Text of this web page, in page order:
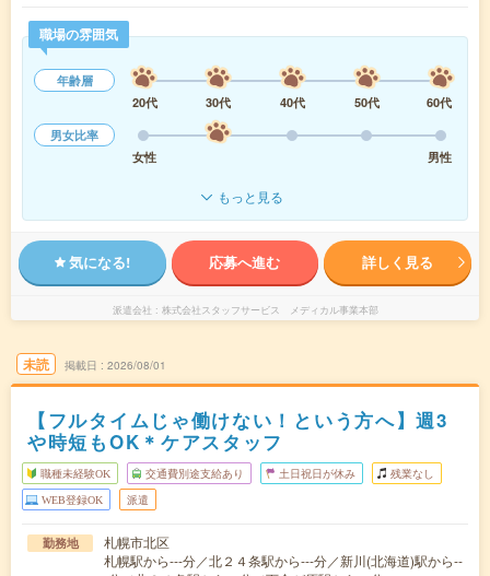
職場の雰囲気
年齢層
20代
30代 40代 50代
60代
男女比率
女性
男性
もっと見る
気になる! 応募へ進む 詳しく見る
派遣会社 株式会社スタッフサービス メディカル事業本部
未読 掲載日 2026/08/01
【フルタイムじゃ働けない！という方へ】週3
や時短もOK＊ケアスタッフ
職種未経験OK 交通費別途支給あり 土日祝日が休み 残業なし
WEB登録OK 派遣
勤務地
札幌市北区
札幌駅から---分／北２４条駅から---分／新川(北海道)駅から--